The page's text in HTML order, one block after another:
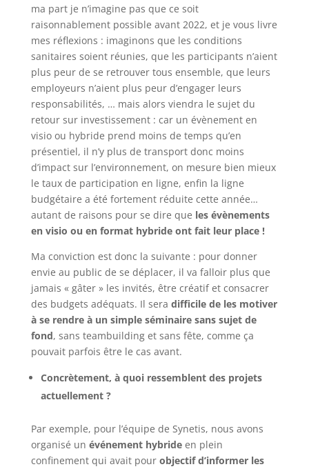
ma part je n’imagine pas que ce soit
raisonnablement possible avant 2022, et je vous livre
mes réflexions : imaginons que les conditions
sanitaires soient réunies, que les participants n’aient
plus peur de se retrouver tous ensemble, que leurs
employeurs n’aient plus peur d’engager leurs
responsabilités, … mais alors viendra le sujet du
retour sur investissement : car un évènement en
visio ou hybride prend moins de temps qu’en
présentiel, il n’y plus de transport donc moins
d’impact sur l’environnement, on mesure bien mieux
le taux de participation en ligne, enfin la ligne
budgétaire a été fortement réduite cette année…
autant de raisons pour se dire que les évènements
en visio ou en format hybride ont fait leur place !
Ma conviction est donc la suivante : pour donner
envie au public de se déplacer, il va falloir plus que
jamais « gâter » les invités, être créatif et consacrer
des budgets adéquats. Il sera difficile de les motiver
à se rendre à un simple séminaire sans sujet de
fond, sans teambuilding et sans fête, comme ça
pouvait parfois être le cas avant.
Concrètement, à quoi ressemblent des projets
actuellement ?
Par exemple, pour l’équipe de Synetis, nous avons
organisé un événement hybrideen plein
confinement qui avait pour objectif d’informer les